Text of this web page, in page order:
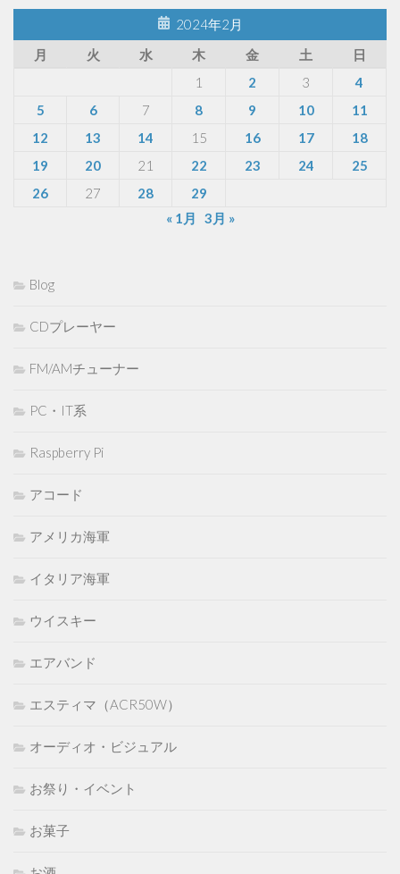
2024年2月
月
火 水 木 金 土
日
1
2 3
4
5
6 7 8 9 10
11
12
13 14 15 16 17
18
19
20 21 22 23 24
25
26
27 28
29
« 1月
3月 »
Blog
CDプレーヤー
FM/AMチューナー
PC・IT系
Raspberry Pi
アコード
アメリカ海軍
イタリア海軍
ウイスキー
エアバンド
エスティマ（ACR50W）
オーディオ・ビジュアル
お祭り・イベント
お菓子